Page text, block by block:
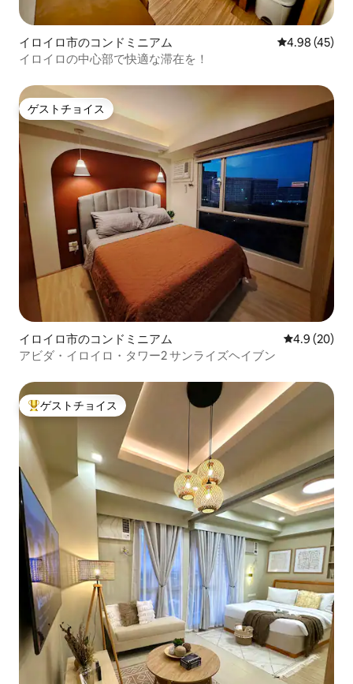
イロイロ市のコンドミニアム レビュー45
4.98 (45)
イロイロの中心部で快適な滞在を！
ゲストチョイス
ゲストチョイス
イロイロ市のコンドミニアム レビュー20
4.9 (20)
アビダ・イロイロ・タワー2 サンライズヘイブン
大好評のゲストチョイスです。
ゲストチョイス